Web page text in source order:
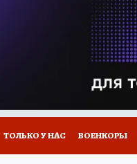
НОВОЕ
ТОЛЬКО У НАС ВОЕНКОРЫ